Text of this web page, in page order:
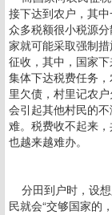
接下达到农户，其
众多税额很小税源
家就可能采取强制
征收，其中，国家
集体下达税费任务
里欠债，村里记农
会引起其他村民的
难。税费收不起来
也越来越难办。
分田到户时，设
民就会“交够国家的